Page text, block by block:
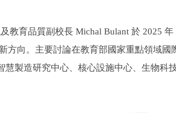
及教育品質副校長 Michal Bulant 於 2025 年
方向。主要討論在教育部國家重點領域國
製造研究中心、核心設施中心、生物科